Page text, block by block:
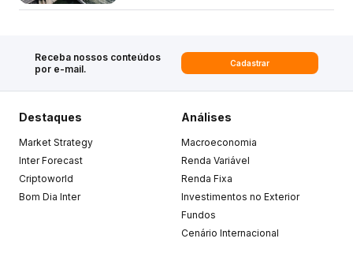
Receba nossos conteúdos
por e-mail.
Cadastrar
Destaques
Market Strategy
Inter Forecast
Criptoworld
Bom Dia Inter
Análises
Macroeconomia
Renda Variável
Renda Fixa
Investimentos no Exterior
Fundos
Cenário Internacional